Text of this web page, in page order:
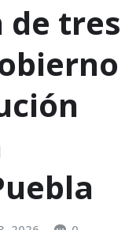
de tres